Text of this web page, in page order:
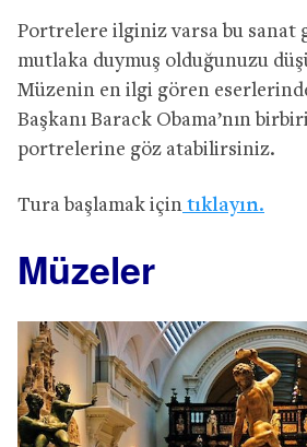
Portrelere ilginiz varsa bu sanat
mutlaka duymuş olduğunuzu
Müzenin en ilgi gören
Başkanı Barack Obama’nın
portrelerine göz atabilirsiniz.
Tura başlamak için tıklayın.
Müzeler